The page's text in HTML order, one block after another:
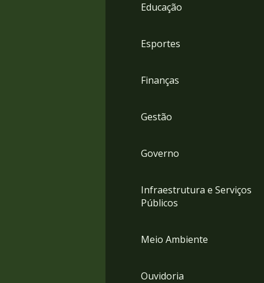
Educação
Esportes
Finanças
Gestão
Governo
Infraestrutura e Serviços
Públicos
Meio Ambiente
Ouvidoria